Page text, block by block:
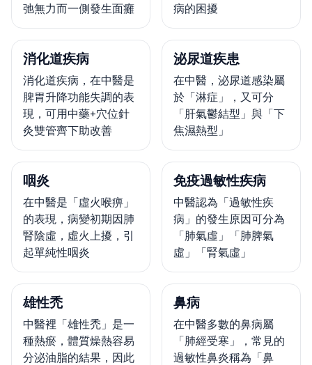
弛無力而一側發生面癱
病的困擾
消化道疾病
消化道疾病，在中醫是
脾胃升降功能失調的表
現，可用中藥+穴位針
灸雙管齊下助改善
泌尿道疾患
在中醫，泌尿道感染屬
於「淋症」，又可分
「肝氣鬱結型」與「下
焦濕熱型」
咽炎
在中醫是「虛火喉痹」
的表現，病變初期因肺
腎陰虛，虛火上擾，引
起單純性咽炎
免疫過敏性疾病
中醫認為「過敏性疾
病」的發生原因可分為
「肺氣虛」「肺脾氣
虛」「腎氣虛」
雄性禿
中醫裡「雄性禿」是一
種熱瘀，體質燥熱容易
分泌油脂的結果，因此
鼻病
在中醫多數的鼻病屬
「肺經受寒」，常見的
過敏性鼻炎稱為「鼻